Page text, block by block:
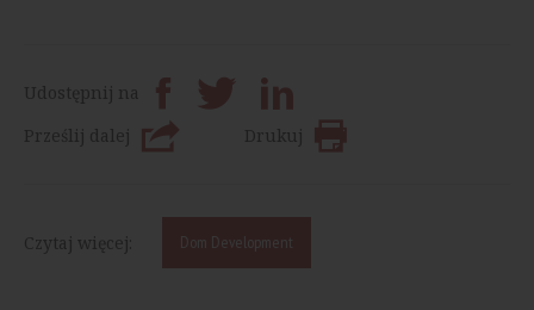
Udostępnij na
Prześlij dalej
Drukuj
Czytaj więcej: Dom Development